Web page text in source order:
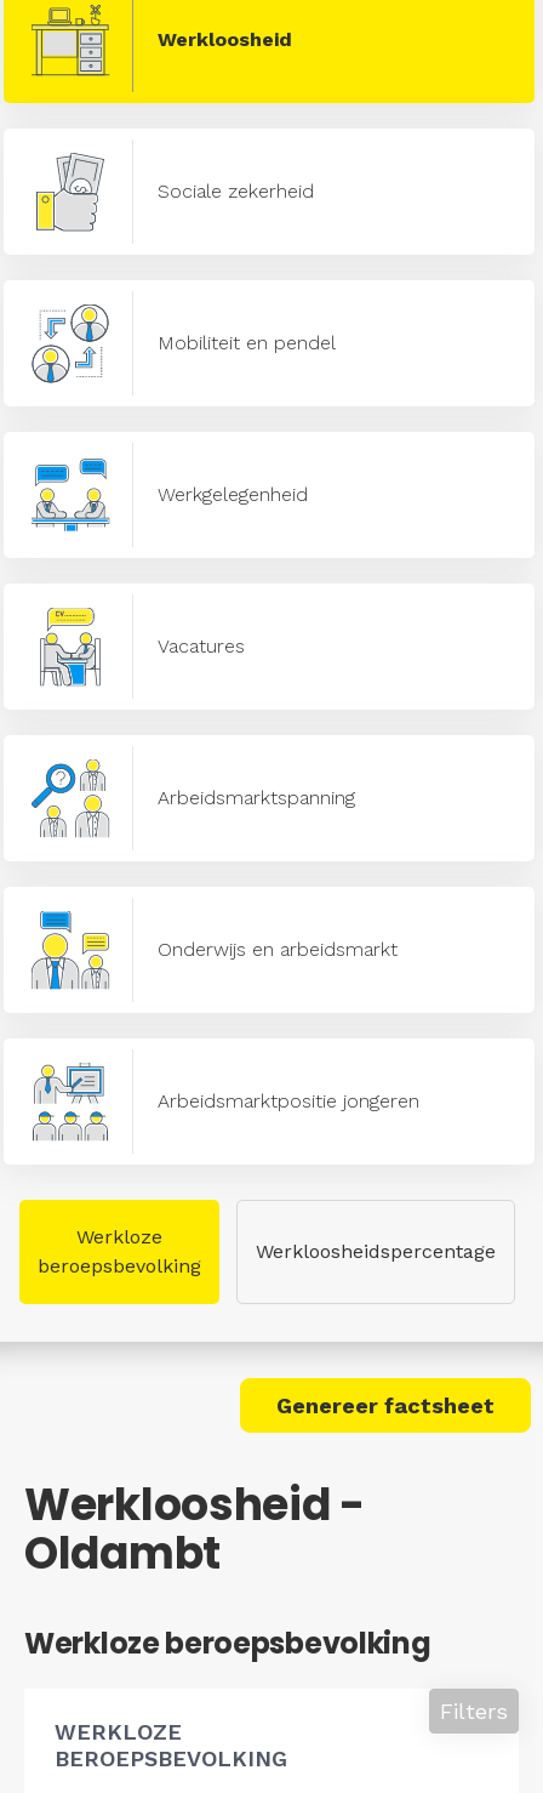
Werkloosheid
Sociale zekerheid
Mobiliteit en pendel
Werkgelegenheid
Vacatures
Arbeidsmarktspanning
Onderwijs en arbeidsmarkt
Arbeidsmarktpositie jongeren
Werkloze
beroepsbevolking
Werkloosheidspercentage
Genereer factsheet
Werkloosheid -
Oldambt
Werkloze beroepsbevolking
WERKLOZE
BEROEPSBEVOLKING
Filters